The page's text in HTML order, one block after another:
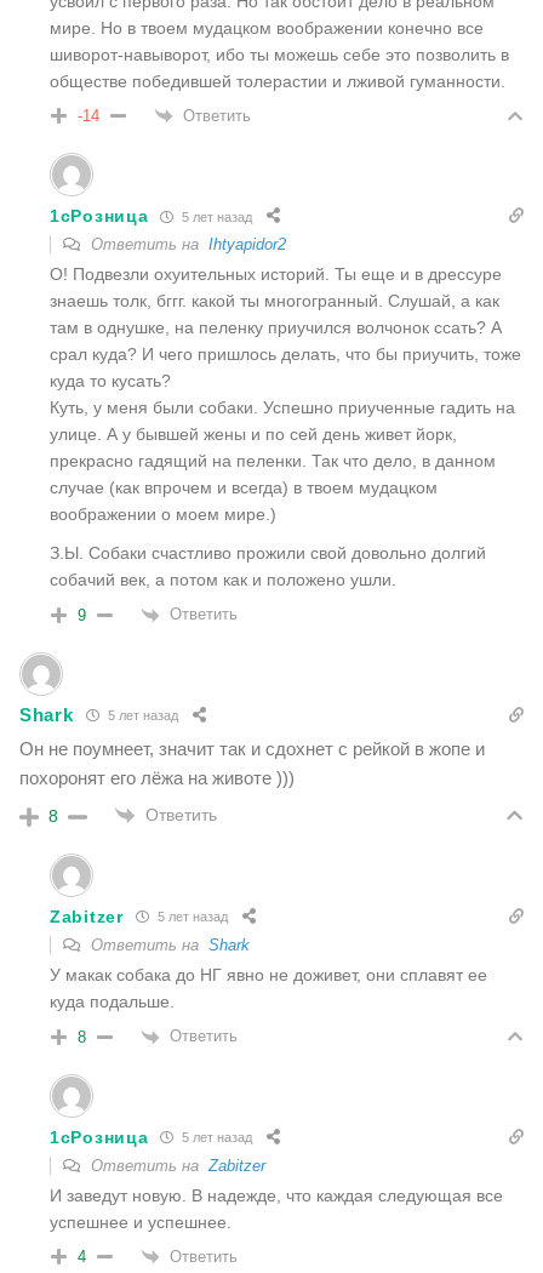
мире. Но в твоем мудацком воображении конечно все
шиворот-навыворот, ибо ты можешь себе это позволить в
обществе победившей толерастии и лживой гуманности.
-14 Ответить
1cРозница 5 лет назад
Ответить на Ihtyapidor2
О! Подвезли охуительных историй. Ты еще и в дрессуре
знаешь толк, бггг. какой ты многогранный. Слушай, а как
там в однушке, на пеленку приучился волчонок ссать? А
срал куда? И чего пришлось делать, что бы приучить, тоже
куда то кусать?
Куть, у меня были собаки. Успешно приученные гадить на
улице. А у бывшей жены и по сей день живет йорк,
прекрасно гадящий на пеленки. Так что дело, в данном
случае (как впрочем и всегда) в твоем мудацком
воображении о моем мире.)
З.Ы. Собаки счастливо прожили свой довольно долгий
собачий век, а потом как и положено ушли.
9 Ответить
Shark 5 лет назад
Он не поумнеет, значит так и сдохнет с рейкой в жопе и
похоронят его лёжа на животе )))
8 Ответить
Zabitzer 5 лет назад
Ответить на Shark
У макак собака до НГ явно не доживет, они сплавят ее
куда подальше.
8 Ответить
1cРозница 5 лет назад
Ответить на Zabitzer
И заведут новую. В надежде, что каждая следующая все
успешнее и успешнее.
4 Ответить